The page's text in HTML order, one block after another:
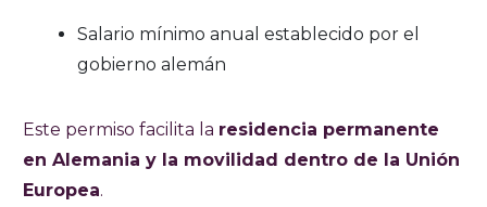
Salario mínimo anual establecido por el
gobierno alemán
Este permiso facilita la residencia permanente
en Alemania y la movilidad dentro de la Unión
Europea.